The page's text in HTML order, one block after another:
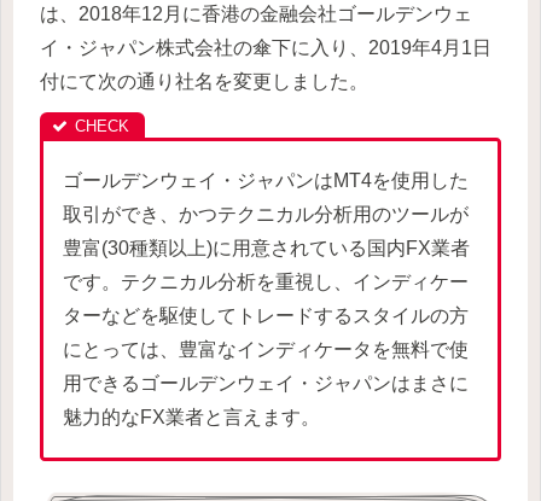
は、2018年12月に香港の金融会社ゴールデンウェ
イ・ジャパン株式会社の傘下に入り、2019年4月1日
付にて次の通り社名を変更しました。
ゴールデンウェイ・ジャパンはMT4を使用した
取引ができ、かつテクニカル分析用のツールが
豊富(30種類以上)に用意されている国内FX業者
です。テクニカル分析を重視し、インディケー
ターなどを駆使してトレードするスタイルの方
にとっては、豊富なインディケータを無料で使
用できるゴールデンウェイ・ジャパンはまさに
魅力的なFX業者と言えます。